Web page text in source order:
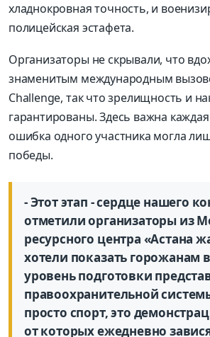
хладнокровная точность, и
полицейская эстафета.
Организаторы не скрывали, что
знаменитым международным
Challenge, так что зрелищность и
гарантированы. Здесь важна
ошибка одного участника могла
победы.
- Этот этап - сердце нашего
отметили организаторы из
ресурсного центра «Астана
хотели показать горожанам
уровень подготовки
правоохранительной
просто спорт, это
от которых ежедневно